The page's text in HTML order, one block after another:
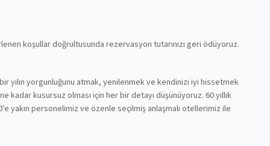
koşullar doğrultusunda rezervasyon tutarınızı geri ödüyoruz.
yılın yorgunluğunu atmak, yenilenmek ve kendinizi iyi hissetmek
kadar kusursuz olması için her bir detayı düşünüyoruz. 60 yıllık
yakın personelimiz ve özenle seçilmiş anlaşmalı otellerimiz ile